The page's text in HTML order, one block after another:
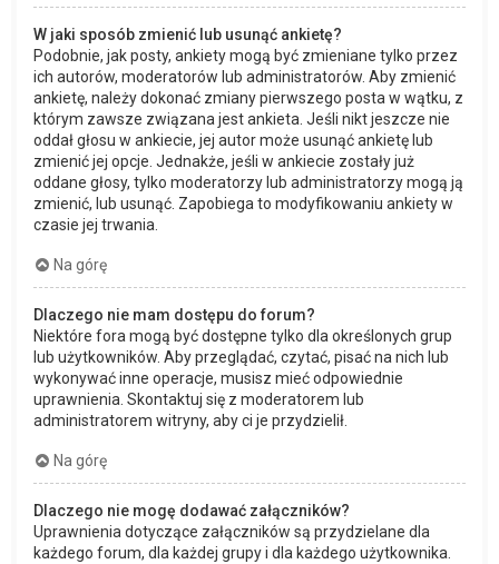
W jaki sposób zmienić lub usunąć ankietę?
Podobnie, jak posty, ankiety mogą być zmieniane tylko przez
ich autorów, moderatorów lub administratorów. Aby zmienić
ankietę, należy dokonać zmiany pierwszego posta w wątku, z
którym zawsze związana jest ankieta. Jeśli nikt jeszcze nie
oddał głosu w ankiecie, jej autor może usunąć ankietę lub
zmienić jej opcje. Jednakże, jeśli w ankiecie zostały już
oddane głosy, tylko moderatorzy lub administratorzy mogą ją
zmienić, lub usunąć. Zapobiega to modyfikowaniu ankiety w
czasie jej trwania.
Na górę
Dlaczego nie mam dostępu do forum?
Niektóre fora mogą być dostępne tylko dla określonych grup
lub użytkowników. Aby przeglądać, czytać, pisać na nich lub
wykonywać inne operacje, musisz mieć odpowiednie
uprawnienia. Skontaktuj się z moderatorem lub
administratorem witryny, aby ci je przydzielił.
Na górę
Dlaczego nie mogę dodawać załączników?
Uprawnienia dotyczące załączników są przydzielane dla
każdego forum, dla każdej grupy i dla każdego użytkownika.